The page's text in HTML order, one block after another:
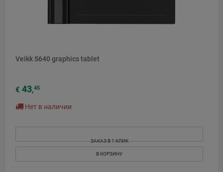
Veikk S640 graphics tablet
€ 43,45
Нет в наличии
ЗАКАЗ В 1 КЛИК
В КОРЗИНУ